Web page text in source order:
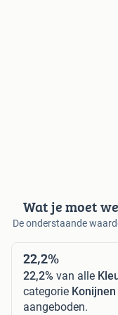
Wat je moet
De onderstaande
22,2%
22,2% van alle
categorie Konijnen
aangeboden.